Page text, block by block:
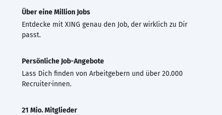
Über eine Million Jobs
Entdecke mit XING genau den Job, der wirklich zu Dir
passt.
Persönliche Job-Angebote
Lass Dich finden von Arbeitgebern und über 20.000
Recruiter·innen.
21 Mio. Mitglieder